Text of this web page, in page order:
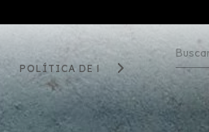
POLÍTICA DE DEVOLUCIÓN